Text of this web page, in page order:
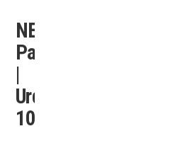
NEXON
Paraná
|
Urquiza
1031